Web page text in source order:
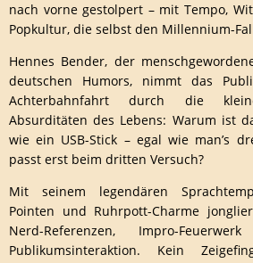
nach vorne gestolpert – mit Tempo,
Popkultur, die selbst den Millennium-
Hennes Bender, der
deutschen Humors, nimmt das
Achterbahnfahrt durch die
Absurditäten des Lebens: Warum ist
wie ein USB-Stick – egal wie man’s
passt erst beim dritten Versuch?
Mit seinem legendären
Pointen und Ruhrpott-Charme
Nerd-Referenzen, Impro-
Publikumsinteraktion. Kein